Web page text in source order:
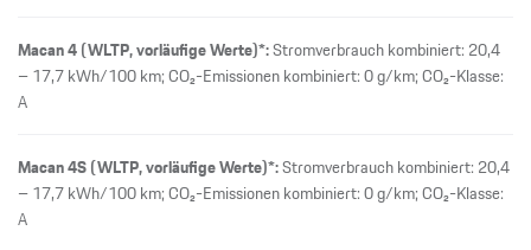
Macan 4 (WLTP, vorläufige Werte)*:Stromverbrauch kombiniert: 20,4
– 17,7 kWh/100 km; CO₂-Emissionen kombiniert: 0 g/km; CO₂-Klasse:
A
Macan 4S (WLTP, vorläufige Werte)*:Stromverbrauch kombiniert: 20,4
– 17,7 kWh/100 km; CO₂-Emissionen kombiniert: 0 g/km; CO₂-Klasse:
A